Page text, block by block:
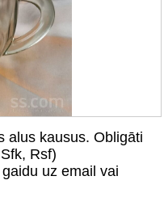
alus kausus. Obligāti
Rsf)
uz email vai